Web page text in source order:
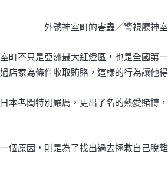
外號神室町的害蟲／警視廳神
町不只是亞洲最大紅燈區，也是全國第
店家為條件收取賄賂，這樣的行為讓他
本老闆特別嚴厲，更出了名的熱愛賭
個原因，則是為了找出過去拯救自己脫